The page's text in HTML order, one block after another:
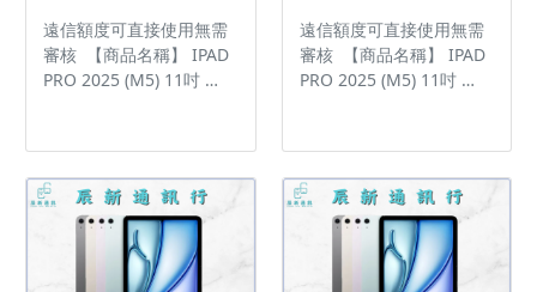
遠信額度可直接使用無需
審核 【商品名稱】 IPAD
PRO 2025 (M5) 11吋
題都歡迎洽群官方LINE：
@kjg6280d • 七日鑑賞期
內，如商品有問題，請盡
速向我們告知並且協助處
理 • 全新品為原廠保固一
年，中古機店家保固15天
遠信額度可直接使用無需
審核 【商品名稱】 IPAD
PRO 2025 (M5) 11吋
題都歡迎洽群官方LINE：
@kjg6280d • 七日鑑賞期
內，如商品有問題，請盡
速向我們告知並且協助處
理 • 全新品為原廠保固一
年，中古機店家保固15天